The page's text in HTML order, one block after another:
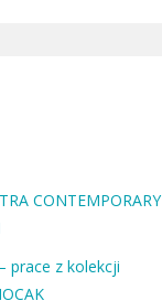
CONTEMPORARY
prace z kolekcji